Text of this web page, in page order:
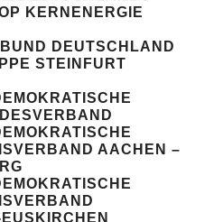
KERNENERGIE
DEUTSCHLAND
STEINFURT
AACHEN –